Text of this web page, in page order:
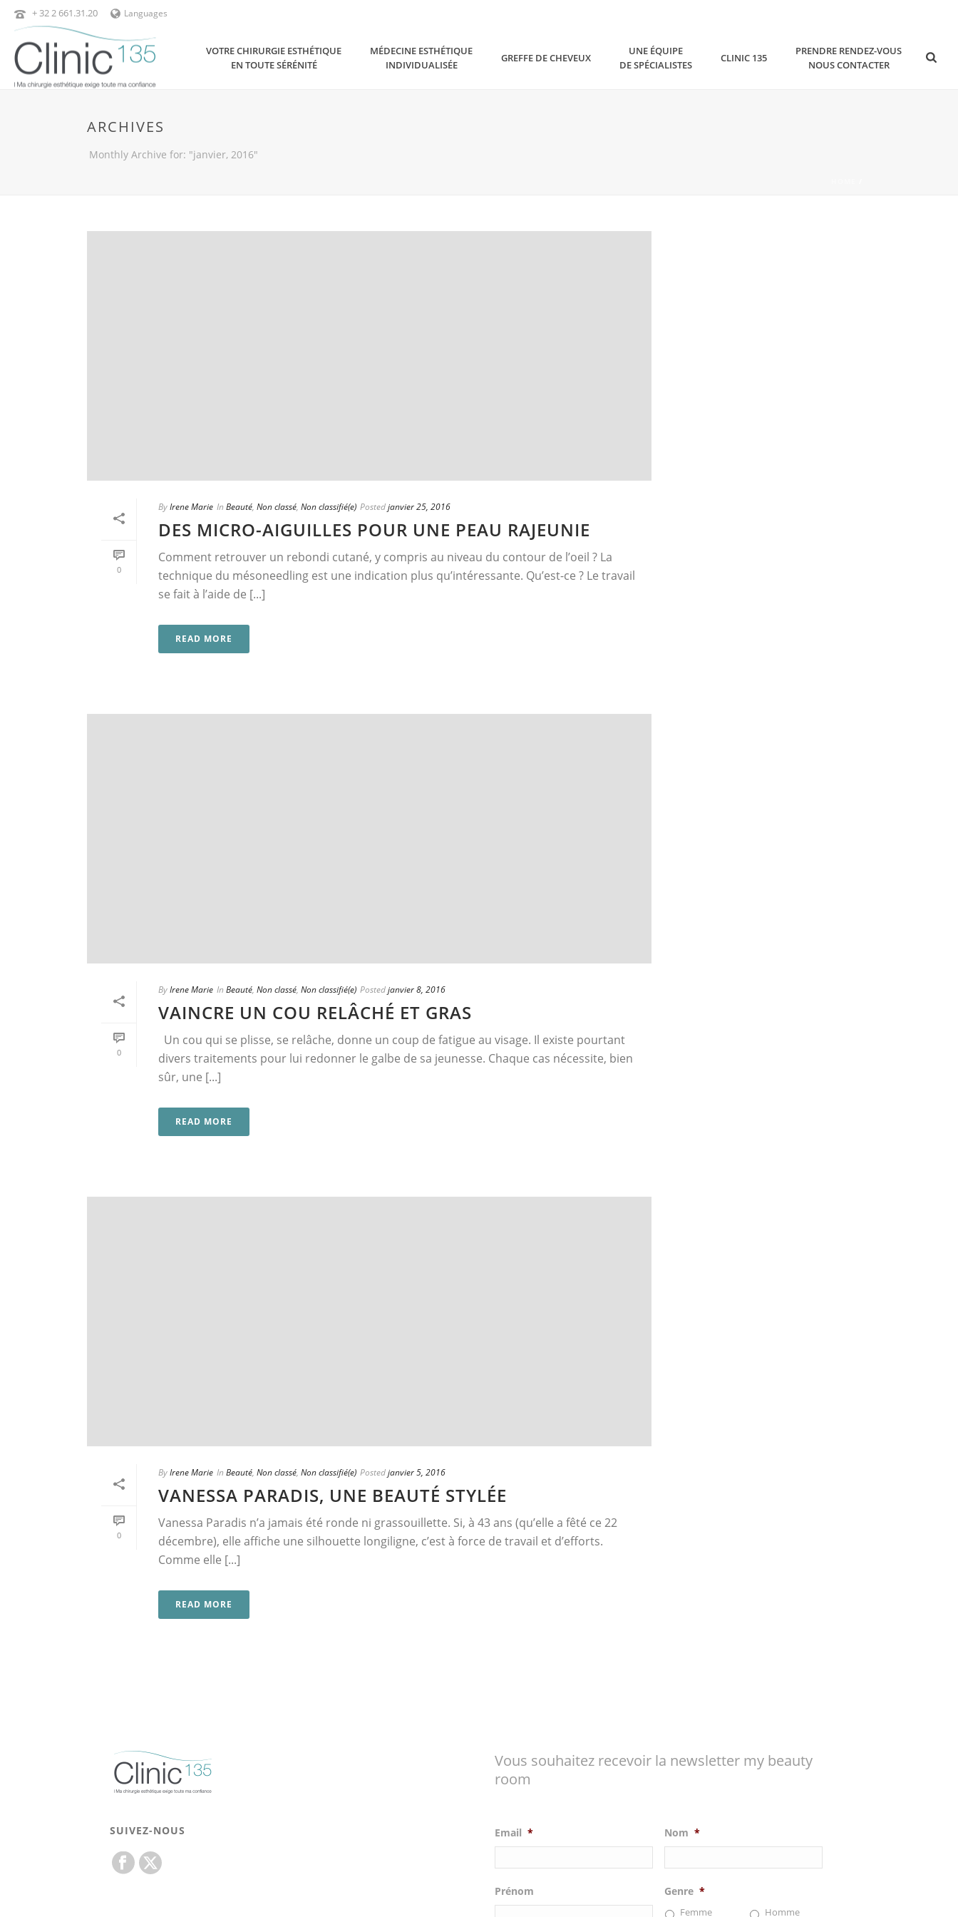
+ 32 2 661.31.20 Languages
VOTRE CHIRURGIE ESTHÉTIQUE
EN TOUTE SÉRÉNITÉ
MÉDECINE ESTHÉTIQUE
INDIVIDUALISÉE
GREFFE DE CHEVEUX
UNE ÉQUIPE
DE SPÉCIALISTES
CLINIC 135
PRENDRE RENDEZ-VOUS
NOUS CONTACTER
ARCHIVES
Monthly Archive for: "janvier, 2016"
0
ByIrene Marie In Beauté, Non classé, Non classifié(e) Postedjanvier 25, 2016
DES MICRO-AIGUILLES POUR UNE PEAU RAJEUNIE
Comment retrouver un rebondi cutané, y compris au niveau du contour de l’oeil ? La
technique du mésoneedling est une indication plus qu’intéressante. Qu’est-ce ? Le travail
se fait à l’aide de [...]
READ MORE
0
ByIrene Marie In Beauté, Non classé, Non classifié(e) Postedjanvier 8, 2016
VAINCRE UN COU RELÂCHÉ ET GRAS
Un cou qui se plisse, se relâche, donne un coup de fatigue au visage. Il existe pourtant
divers traitements pour lui redonner le galbe de sa jeunesse. Chaque cas nécessite, bien
sûr, une [...]
READ MORE
0
ByIrene Marie In Beauté, Non classé, Non classifié(e) Postedjanvier 5, 2016
VANESSA PARADIS, UNE BEAUTÉ STYLÉE
Vanessa Paradis n’a jamais été ronde ni grassouillette. Si, à 43 ans (qu’elle a fêté ce 22
décembre), elle affiche une silhouette longiligne, c’est à force de travail et d’efforts.
Comme elle [...]
READ MORE
SUIVEZ-NOUS
Vous souhaitez recevoir la newsletter my beauty
room
Email * Nom *
Prénom Genre *
Femme Homme